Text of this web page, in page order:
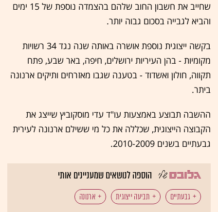
שחייב את חשבון החוב שלהם בהצמדה נוספת של 15 ימים
והביא לגבייה בסכום גבוה יותר.
בקשה ייצוגית נוספת אושרה באותה שנה נגד 34 רשויות
מקומיות - בהן העיריות ירושלים, חיפה, באר שבע, פתח
תקווה, חולון ואשדוד - בטענה שגבו מאזרחים ותיקים ארנונה
ביתר.
ההשבה תבוצע באמצעות עו"ד עדי מוסקוביץ שייצג את
הקבוצה הייצוגית, שכללה את כל מי ששילם ארנונה לעירית
גבעתיים בשנים 2010-2009.
הוספה לנושאים שמעניינים אותי
גבעתיים תביעה ייצוגית
ארנונה